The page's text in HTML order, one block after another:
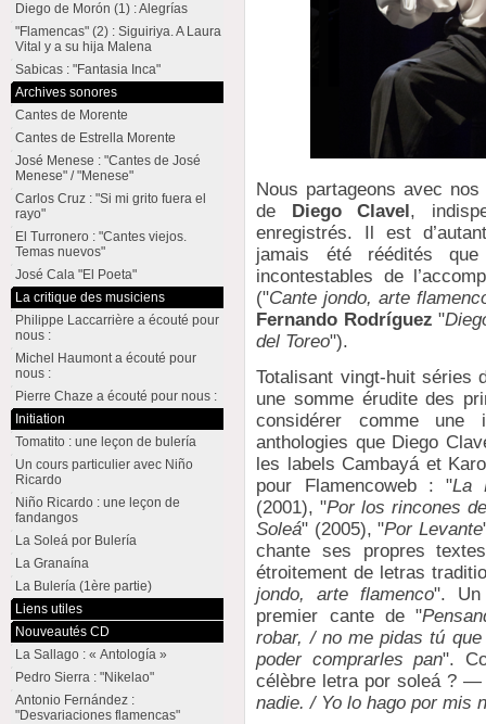
Nous partageons avec
de Diego Clavel,
enregistrés. Il est
jamais été réédités
incontestables de
("Cante jondo, arte
Fernando Rodríguez "
del Toreo").
Totalisant vingt-huit séries
une somme érudite des
considérer comme une
anthologies que Diego
les labels Cambayá et
pour Flamencoweb : "La
(2001), "Por los rincones
Soleá" (2005), "Por Levante
chante ses propres
étroitement de letras
jondo, arte flamenco". Un
premier cante de "
robar, / no me pidas tú
poder comprarles pan".
célèbre letra por soleá ? —
nadie. / Yo lo hago por mis
Diego de Morón (1) : Alegrías
"Flamencas" (2) : Siguiriya. A Laura
Vital y a su hija Malena
Sabicas : "Fantasia Inca"
Archives sonores
Cantes de Morente
Cantes de Estrella Morente
José Menese : "Cantes de José
Menese" / "Menese"
Carlos Cruz : "Si mi grito fuera el
rayo"
El Turronero : "Cantes viejos.
Temas nuevos"
José Cala "El Poeta"
La critique des musiciens
Philippe Laccarrière a écouté pour
nous :
Michel Haumont a écouté pour
nous :
Pierre Chaze a écouté pour nous :
Initiation
Tomatito : une leçon de bulería
Un cours particulier avec Niño
Ricardo
Niño Ricardo : une leçon de
fandangos
La Soleá por Bulería
La Granaína
La Bulería (1ère partie)
Liens utiles
Nouveautés CD
La Sallago : « Antología »
Pedro Sierra : "Nikelao"
Antonio Fernández :
"Desvariaciones flamencas"